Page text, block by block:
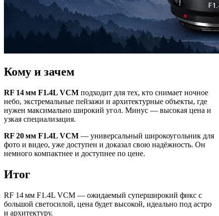
Кому и зачем
RF 14 мм F1.4L VCM подходит для тех, кто снимает ночное
небо, экстремальные пейзажи и архитектурные объекты, где
нужен максимально широкий угол. Минус — высокая цена и
узкая специализация.
RF 20 мм F1.4L VCM — универсальный широкоугольник для
фото и видео, уже доступен и доказал свою надёжность. Он
немного компактнее и доступнее по цене.
Итог
RF 14 мм F1.4L VCM — ожидаемый суперширокий фикс с
большой светосилой, цена будет высокой, идеально под астро
и архитектуру.